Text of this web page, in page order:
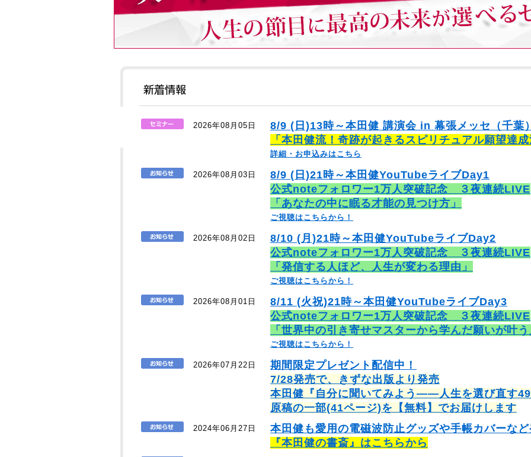
2026年08月05日
8/9 (日)13時～本田健 講演会 in 幕張メッセ（千葉
「本田健流！奇跡が起きるスピリチュアル願望達
詳細・お申込みはこちら
2026年08月03日
8/9 (日)21時～本田健YouTubeライブDay1
公式noteフォロワー1万人突破記念 ３夜連続LIVE
「あなたの中に眠る才能の見つけ方」
ご視聴はこちらから！
2026年08月02日
8/10 (月)21時～本田健YouTubeライブDay2
公式noteフォロワー1万人突破記念 ３夜連続LIVE
「発信する人ほど、人生が変わる理由」
ご視聴はこちらから！
2026年08月01日
8/11 (火祝)21時～本田健YouTubeライブDay3
公式noteフォロワー1万人突破記念 ３夜連続LIVE
「世界中の引き寄せマスターから学んだ願いが叶
ご視聴はこちらから！
2026年07月22日
期間限定プレゼント配信中！
7/28発売で、きずな出版より発売
本田健『自分に聞いてみよう――人生を選び直す
原稿の一部(41ページ)を【無料】でお届けします
2024年06月27日
本田健も愛用の電磁波防止グッズや手帳カバーな
『本田健の書斎』はこちらから